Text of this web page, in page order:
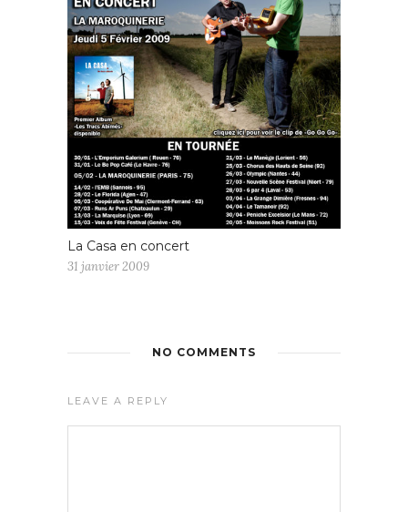
La Casa en concert
31 janvier 2009
NO COMMENTS
LEAVE A REPLY